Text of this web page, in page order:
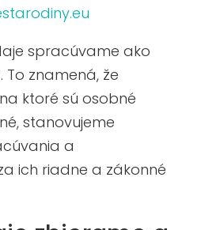
spracúvame ako
znamená, že
ktoré sú osobné
stanovujeme
a
ich riadne a zákonné